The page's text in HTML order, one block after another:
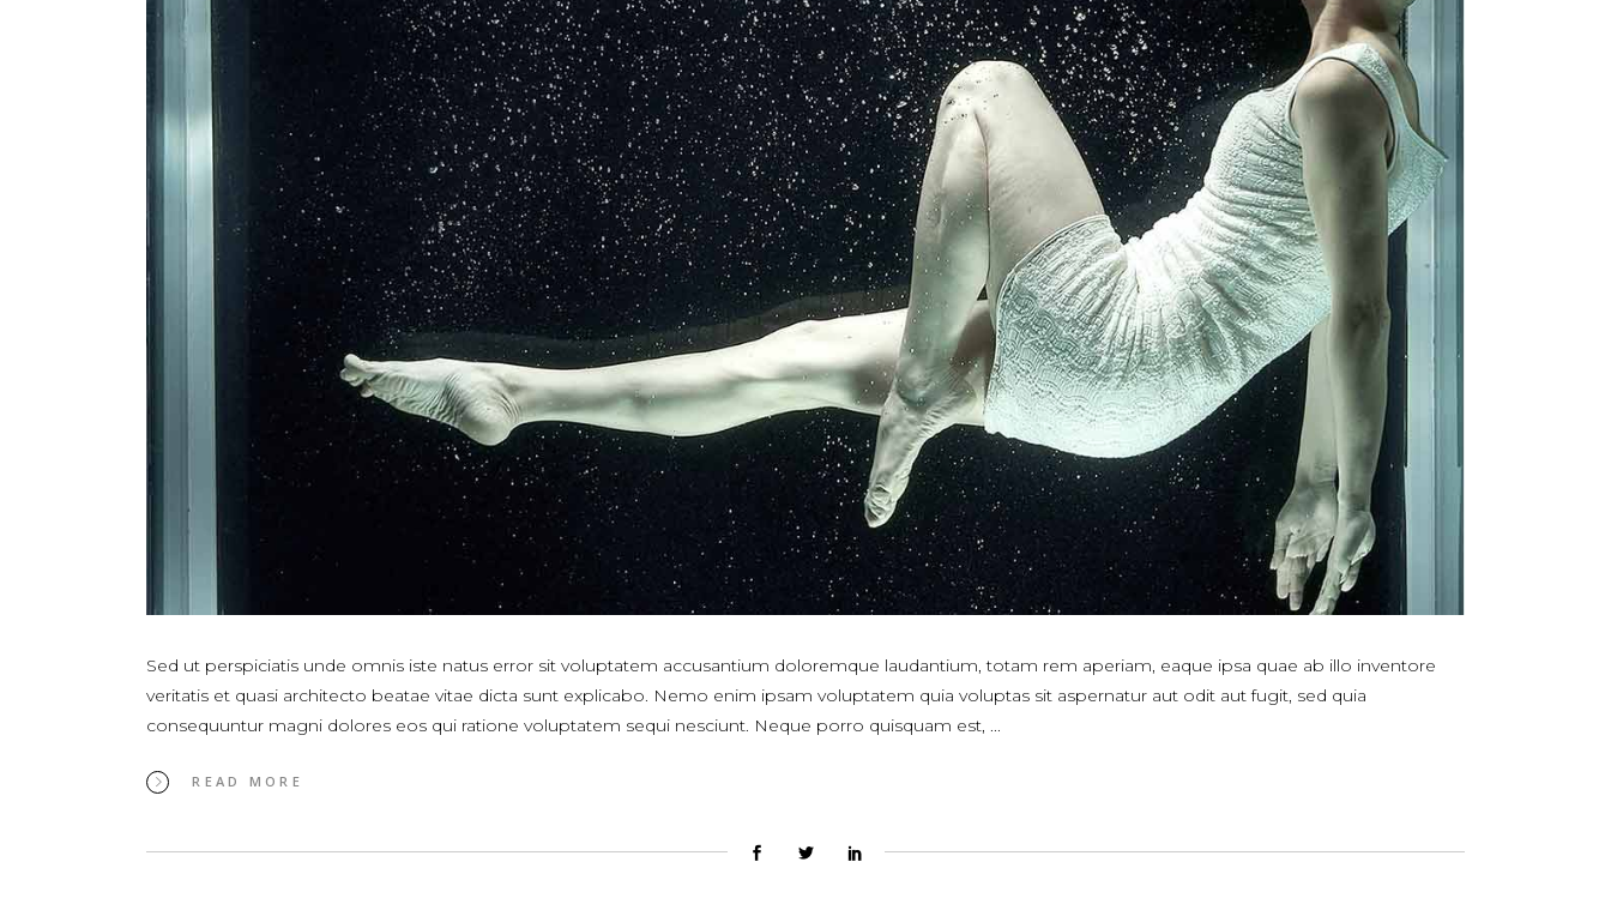
Sed ut perspiciatis unde omnis iste natus error sit voluptatem accusantium doloremque laudantium, totam rem aperiam, eaque ipsa quae ab illo inventore
veritatis et quasi architecto beatae vitae dicta sunt explicabo. Nemo enim ipsam voluptatem quia voluptas sit aspernatur aut odit aut fugit, sed quia
consequuntur magni dolores eos qui ratione voluptatem sequi nesciunt. Neque porro quisquam est,
READ MORE